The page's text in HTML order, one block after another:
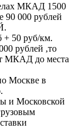
МКАД 1500
90 000 рублей
+ 50 руб/км.
рублей ,то
МКАД до места
Москве в
и Московской